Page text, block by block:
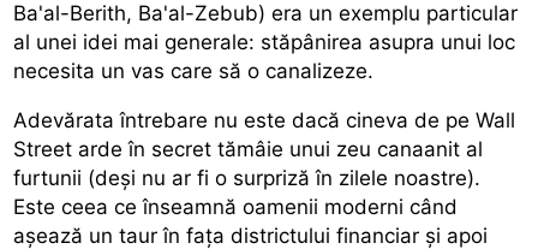
Ba'al-Berith, Ba'al-Zebub) era un exemplu particular
al unei idei mai generale: stăpânirea asupra unui loc
necesita un vas care să o canalizeze.
Adevărata întrebare nu este dacă cineva de pe Wall
Street arde în secret tămâie unui zeu canaanit al
furtunii (deși nu ar fi o surpriză în zilele noastre).
Este ceea ce înseamnă oamenii moderni când
așează un taur în fața districtului financiar și apoi